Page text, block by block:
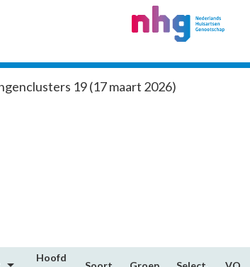
19 (17 maart 2026)
Hoofd​